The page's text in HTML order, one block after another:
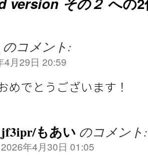
のコメント:
4月29日 20:59
めでとうございます！
jf3ipr/もあい のコメント:
2026年4月30日 01:05